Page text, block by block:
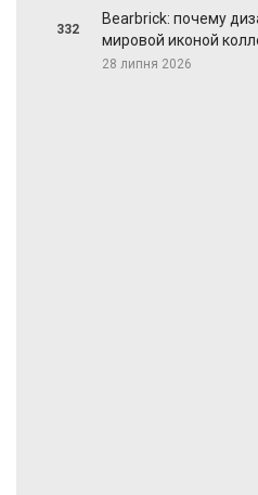
332
Bearbrick: почему
мировой иконой
28 липня 2026